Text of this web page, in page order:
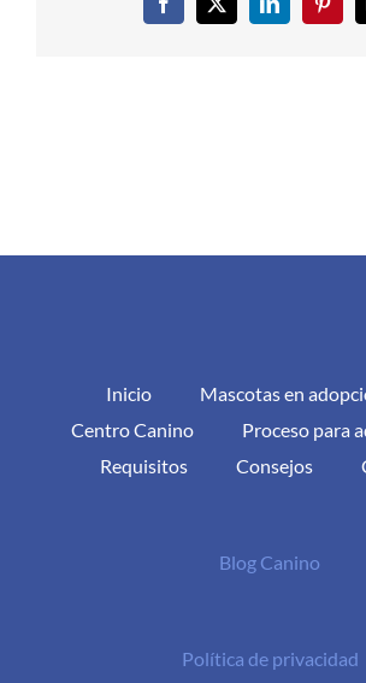
Facebook
X LinkedIn
Inicio
Mascotas en
Centro Canino
Proceso para
Requisitos
Consejos
Blog Canino
Política de privacidad